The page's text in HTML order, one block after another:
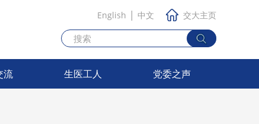
流 生医工人 党委之声
English | 中文 交大主页